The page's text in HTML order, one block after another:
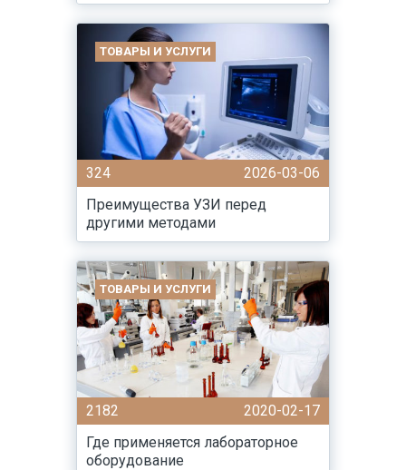
ТОВАРЫ И УСЛУГИ
324
2026-03-06
Преимущества УЗИ перед
другими методами
ТОВАРЫ И УСЛУГИ
2182
2020-02-17
Где применяется лабораторное
оборудование